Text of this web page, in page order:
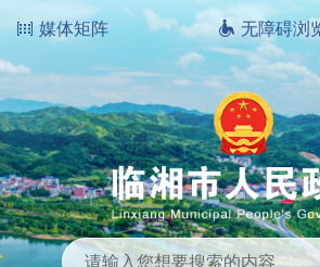
媒体矩阵 无障碍浏